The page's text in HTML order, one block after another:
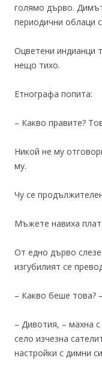
голямо дърво.
периодични облаци
Оцветени индианци
нещо тихо.
Етнографа попита:
– Какво правите?
Никой не му
му.
Чу се
Мъжете навиха
От едно дърво
изгубилият се
– Какво беше това?
– Дивотия, – махна
село изчезна
настройки с димни